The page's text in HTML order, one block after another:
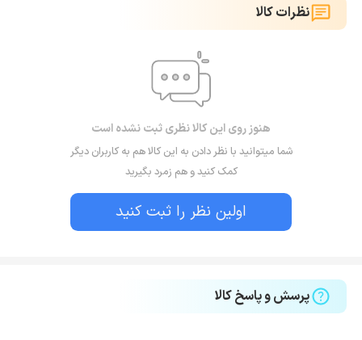
نظرات کالا
هنوز روی این کالا نظری ثبت نشده است
شما میتوانید با نظر دادن به این کالا هم به کاربران دیگر
کمک کنید و هم زمرد بگیرید
اولین نظر را ثبت کنید
پرسش و پاسخ کالا